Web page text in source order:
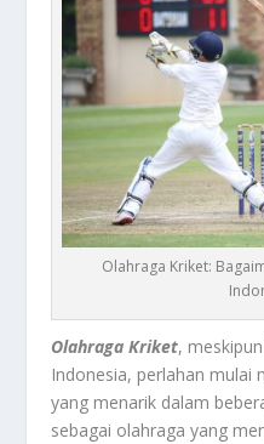
Olahraga Kriket:
Olahraga Kriket,
Indonesia, perlahan mulai
yang menarik dalam
sebagai olahraga yang